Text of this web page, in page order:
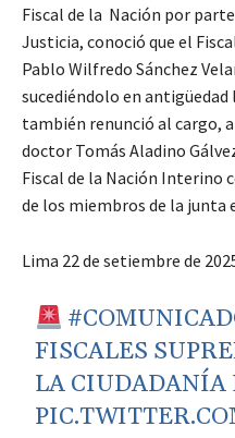
Fiscal de la Nación por
Justicia, conoció que el
Pablo Wilfredo Sánchez
sucediéndolo en antigüedad
también renunció al cargo,
doctor Tomás Aladino
Fiscal de la Nación Interino
de los miembros de la junta
Lima 22 de setiembre de
FISCALES
LA CIUDADANÍA